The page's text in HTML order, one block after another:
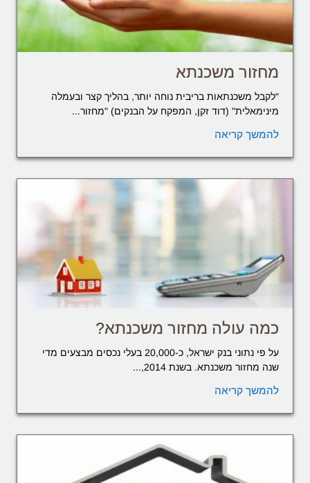
מחזור משכנתא
"לקבל משכנתאות בריבית נוחה יותר, בהליך קצר ובעמלה
מינימאלית" (דוד זקן, המפקח על הבנקים) "מחזור...
להמשך קריאה
כמה עולה מחזור משכנתא?
על פי נתוני בנק ישראל, כ-20,000 בעלי נכסים מבצעים מדי
שנה מחזור משכנתא. בשנת 2014,...
להמשך קריאה